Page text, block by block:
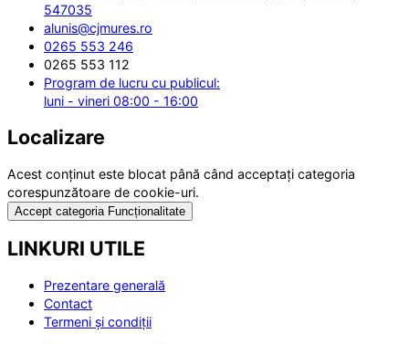
547035
alunis@cjmures.ro
0265 553 246
0265 553 112
Program de lucru cu publicul:
luni - vineri 08:00 - 16:00
Localizare
Acest conținut este blocat până când acceptați categoria
corespunzătoare de cookie-uri.
Accept categoria Funcționalitate
LINKURI UTILE
Prezentare generală
Contact
Termeni și condiții